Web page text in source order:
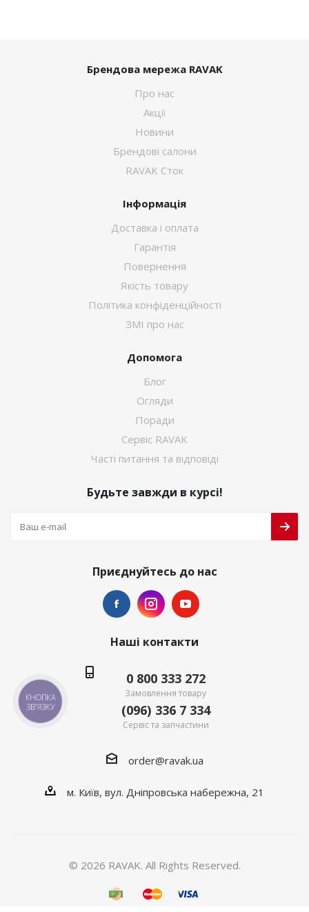
Брендова мережа RAVAK
Про нас
Акції
Новини
Брендові салони
RAVAK Сток
Інформація
Доставка і оплата
Гарантія
Повернення
Якість товару
Політика конфіденційності
ЗМІ про нас
Допомога
Блог
Огляди
Поради
Сервіс RAVAK
Часті питання та відповіді
Будьте завжди в курсі!
Приєднуйтесь до нас
Наші контакти
0 800 333 272
Замовлення товару
(096) 336 7 334
Сервіс та запчастини
order@ravak.ua
м. Київ, вул. Дніпровська набережна, 21
© 2026 RAVAK. All Rights Reserved.
КНОПКА
ЗВ'ЯЗКУ